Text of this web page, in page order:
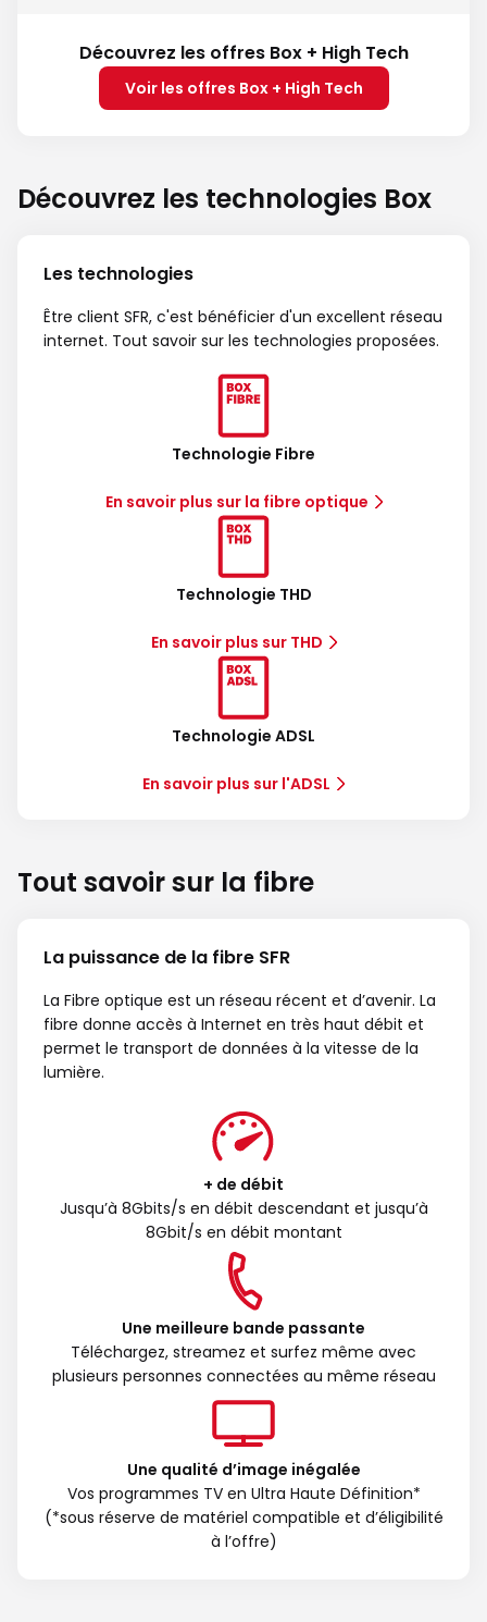
Découvrez les offres Box + High Tech
Voir les offres Box + High Tech
Découvrez les technologies Box
Les technologies
Être client SFR, c'est bénéficier d'un excellent réseau
internet. Tout savoir sur les technologies proposées.
Technologie Fibre
En savoir plus sur la fibre optique
Technologie THD
En savoir plus sur THD
Technologie ADSL
En savoir plus sur l'ADSL
Tout savoir sur la fibre
La puissance de la fibre SFR
La Fibre optique est un réseau récent et d’avenir. La
fibre donne accès à Internet en très haut débit et
permet le transport de données à la vitesse de la
lumière.
+ de débit
Jusqu’à 8Gbits/s en débit descendant et jusqu’à
8Gbit/s en débit montant
Une meilleure bande passante
Téléchargez, streamez et surfez même avec
plusieurs personnes connectées au même réseau
Une qualité d’image inégalée
Vos programmes TV en Ultra Haute Définition*
(*sous réserve de matériel compatible et d’éligibilité
à l’offre)